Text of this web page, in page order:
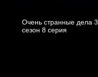
Очень странные дела 3
cезон 8 cерия